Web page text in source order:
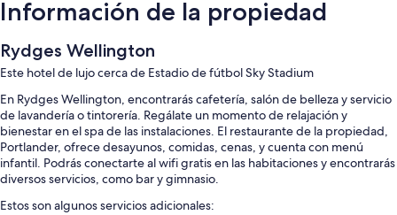
Información de la propiedad
Rydges Wellington
Este hotel de lujo cerca de Estadio de fútbol Sky Stadium
En Rydges Wellington, encontrarás cafetería, salón de belleza y servicio
de lavandería o tintorería. Regálate un momento de relajación y
bienestar en el spa de las instalaciones. El restaurante de la propiedad,
Portlander, ofrece desayunos, comidas, cenas, y cuenta con menú
infantil. Podrás conectarte al wifi gratis en las habitaciones y encontrarás
diversos servicios, como bar y gimnasio.
Estos son algunos servicios adicionales: